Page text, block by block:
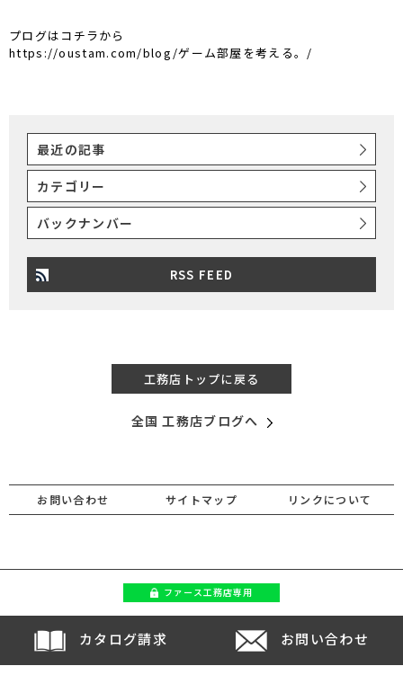
プログはコチラから
https://oustam.com/blog/ゲーム部屋を考える。/
最近の記事
カテゴリー
バックナンバー
RSS FEED
工務店トップに戻る
全国 工務店ブログへ
お問い合わせ サイトマップ リンクについて
ファース工務店専用
カタログ請求 お問い合わせ